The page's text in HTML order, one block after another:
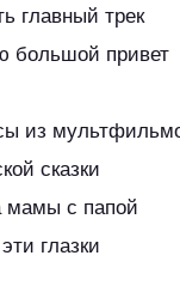
главный трек
привет
из
сказки
мамы с папой
глазки